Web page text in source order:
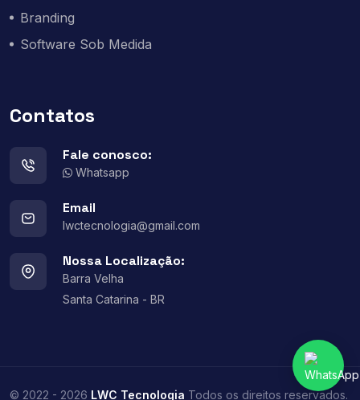
Branding
Software Sob Medida
Contatos
Fale conosco:
Whatsapp
Email
lwctecnologia@gmail.com
Nossa Localização:
Barra Velha
Santa Catarina - BR
© 2022 - 2026 LWC Tecnologia Todos os direitos reservados.